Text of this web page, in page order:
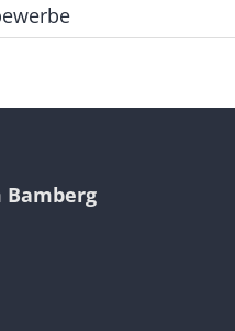
Bamberg